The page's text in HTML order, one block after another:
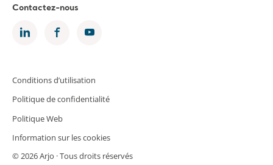
Contactez-nous
Conditions d’utilisation
Politique de confidentialité
Politique Web
Information sur les cookies
© 2026 Arjo · Tous droits réservés